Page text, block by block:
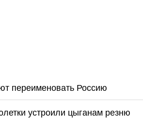
переименовать Россию
устроили цыганам резню